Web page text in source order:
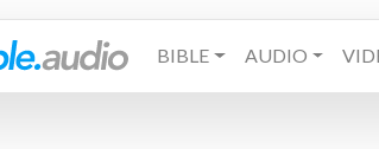
BIBLE AUDIO